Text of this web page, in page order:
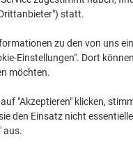
Filterstatt.
zu den von uns
Einstellungen". Dort
möchten.
"Akzeptieren" klicken,
den Einsatz nicht
aus.